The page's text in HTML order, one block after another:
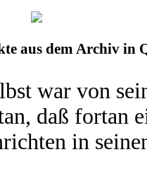
aus dem Archiv in
war von
daß fortan
in